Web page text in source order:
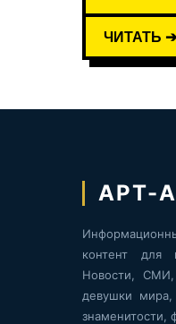
ЧИТАТЬ
АРТ-
контент для
Новости, СМИ,
девушки
знаменитости,